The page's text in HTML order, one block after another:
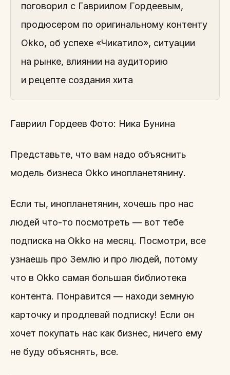
поговорил с Гавриилом Гордеевым,
продюсером по оригинальному контенту
Okko, об успехе «Чикатило», ситуации
на рынке, влиянии на аудиторию
и рецепте создания хита
Гавриил Гордеев Фото: Ника Бунина
Представьте, что вам надо объяснить
модель бизнеса Okko инопланетянину.
Если ты, инопланетянин, хочешь про нас
людей что-то посмотреть — вот тебе
подписка на Okko на месяц. Посмотри, все
узнаешь про Землю и про людей, потому
что в Okko самая большая библиотека
контента. Понравится — находи земную
карточку и продлевай подписку! Если он
хочет покупать нас как бизнес, ничего ему
не буду объяснять, все.